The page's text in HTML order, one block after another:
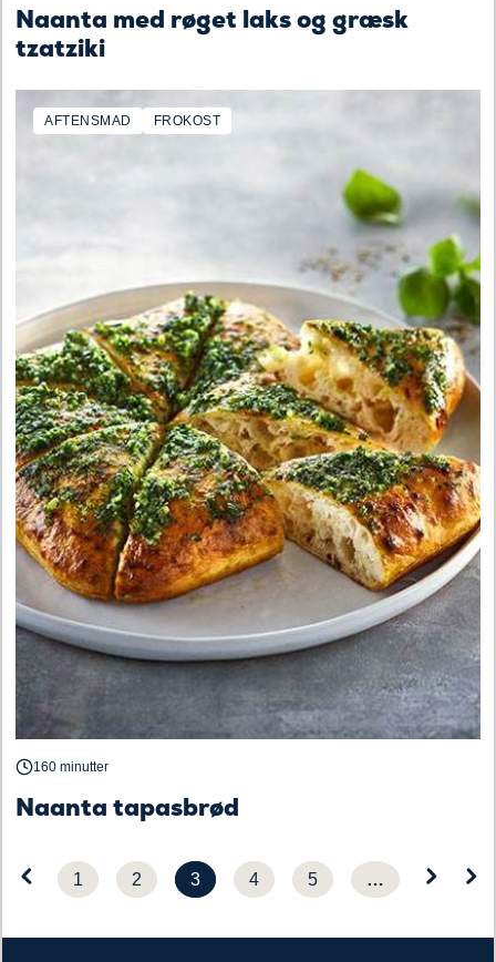
Naanta med røget laks og græsk
tzatziki
AFTENSMAD FROKOST
160 minutter
Naanta tapasbrød
1 2 3 4 5 …